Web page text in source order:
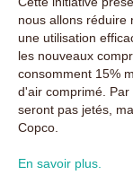
nous allons réduire
une utilisation
les nouveaux
consomment 15%
d'air comprimé.
seront pas jetés,
Copco.
En savoir plus.